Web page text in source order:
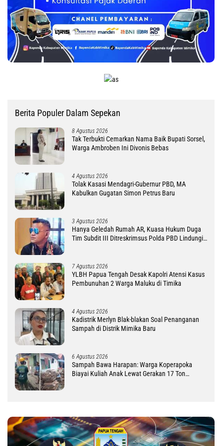
Berita Populer Dalam Sepekan
8 Agustus 2026
Tak Terbukti Cemarkan Nama Baik Bupati Sorsel,
Warga Ambroben Ini Divonis Bebas
4 Agustus 2026
Tolak Kasasi Mendagri-Gubernur PBD, MA
Kabulkan Gugatan Simon Petrus Baru
3 Agustus 2026
Hanya Geledah Rumah AR, Kuasa Hukum Duga
Tim Subdit III Ditreskrimsus Polda PBD Lindungi
7 Agustus 2026
YLBH Papua Tengah Desak Kapolri Atensi Kasus
Pembunuhan 2 Warga Maluku di Timika
4 Agustus 2026
Kadistrik Merlyn Blak-blakan Soal Penanganan
Sampah di Distrik Mimika Baru
6 Agustus 2026
Sampah Bawa Harapan: Warga Koperapoka
Biayai Kuliah Anak Lewat Gerakan 17 Ton